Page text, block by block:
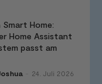
Smart Home:
Home Assistant
passt am
24. Juli 2026